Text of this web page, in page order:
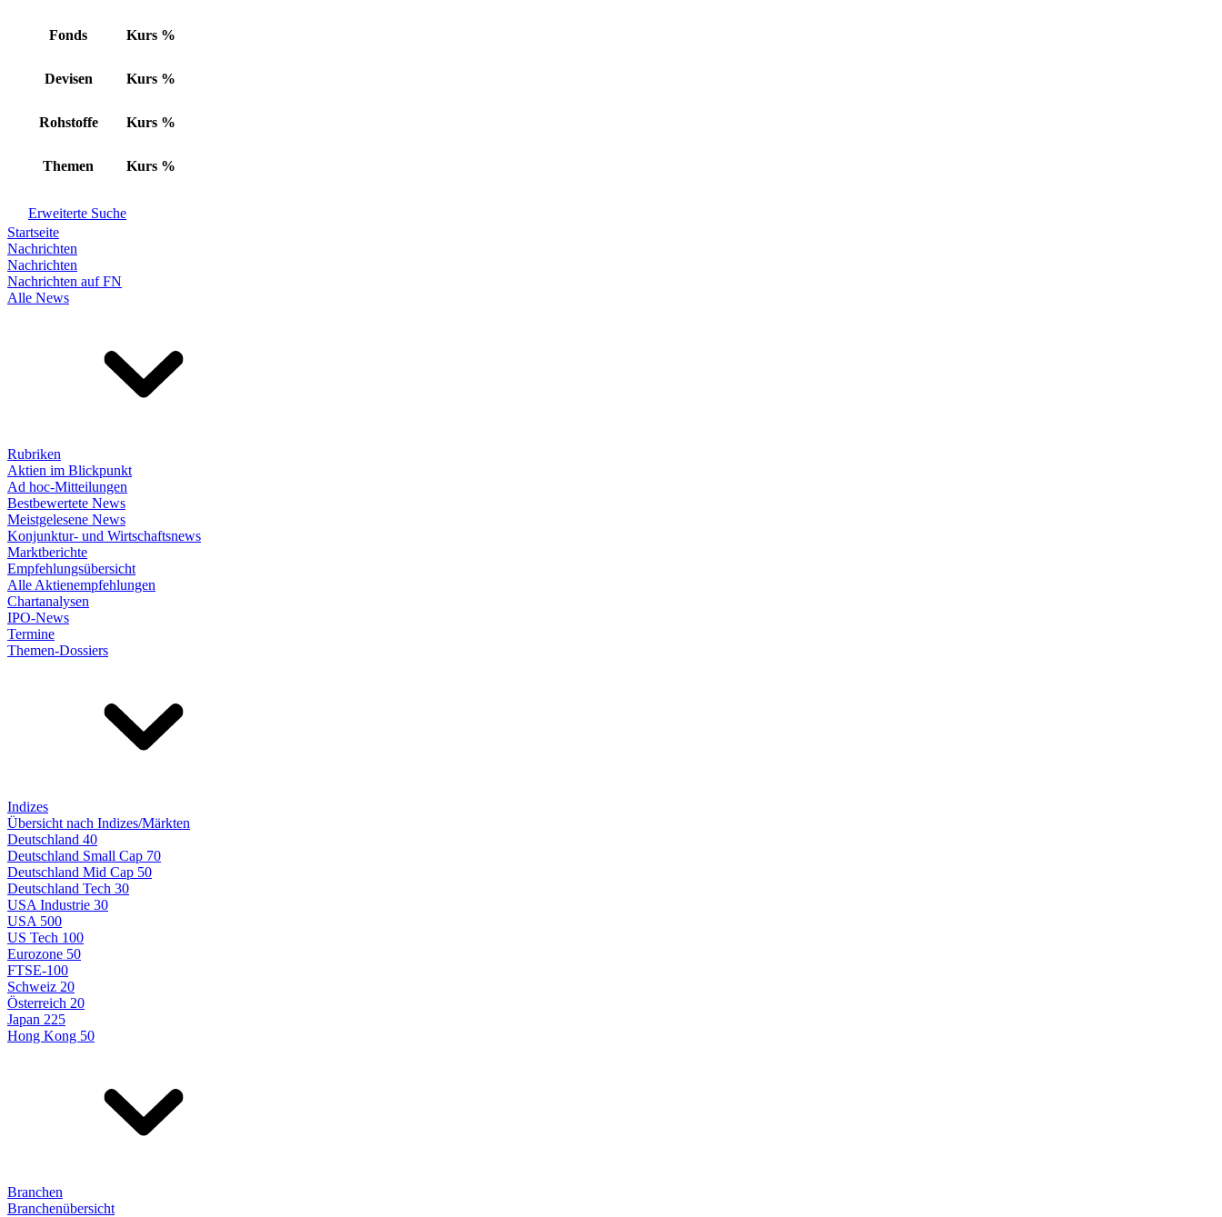
Fonds Kurs %
Devisen Kurs %
Rohstoffe Kurs %
Themen Kurs %
Erweiterte Suche
Startseite
Nachrichten
Nachrichten
Nachrichten auf FN
Alle News
Rubriken
Aktien im Blickpunkt
Ad hoc-Mitteilungen
Bestbewertete News
Meistgelesene News
Konjunktur- und Wirtschaftsnews
Marktberichte
Empfehlungsübersicht
Alle Aktienempfehlungen
Chartanalysen
IPO-News
Termine
Themen-Dossiers
Indizes
Übersicht nach Indizes/Märkten
Deutschland 40
Deutschland Small Cap 70
Deutschland Mid Cap 50
Deutschland Tech 30
USA Industrie 30
USA 500
US Tech 100
Eurozone 50
FTSE-100
Schweiz 20
Österreich 20
Japan 225
Hong Kong 50
Branchen
Branchenübersicht